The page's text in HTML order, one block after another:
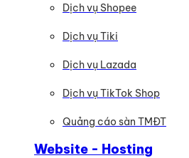
Dịch vụ Shopee
Dịch vụ Tiki
Dịch vụ Lazada
Dịch vụ TikTok Shop
Quảng cáo sàn TMĐT
Website - Hosting